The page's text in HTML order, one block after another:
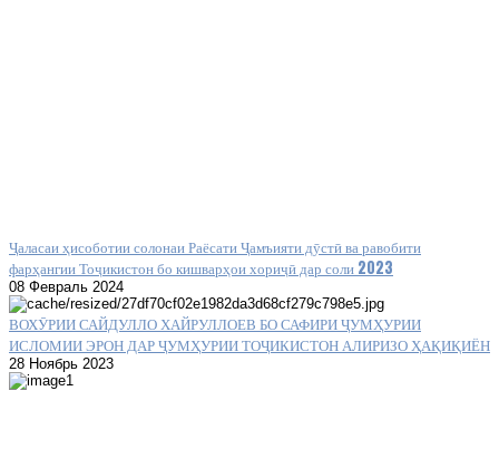
Ҷаласаи ҳисоботии солонаи Раёсати Ҷамъияти дӯстӣ ва равобити
фарҳангии Тоҷикистон бо кишварҳои хориҷӣ дар соли 2023
08 Февраль 2024
ВОХӮРИИ САЙДУЛЛО ХАЙРУЛЛОЕВ БО САФИРИ ҶУМҲУРИИ
ИСЛОМИИ ЭРОН ДАР ҶУМҲУРИИ ТОҶИКИСТОН АЛИРИЗО ҲАҚИҚИЁН
28 Ноябрь 2023